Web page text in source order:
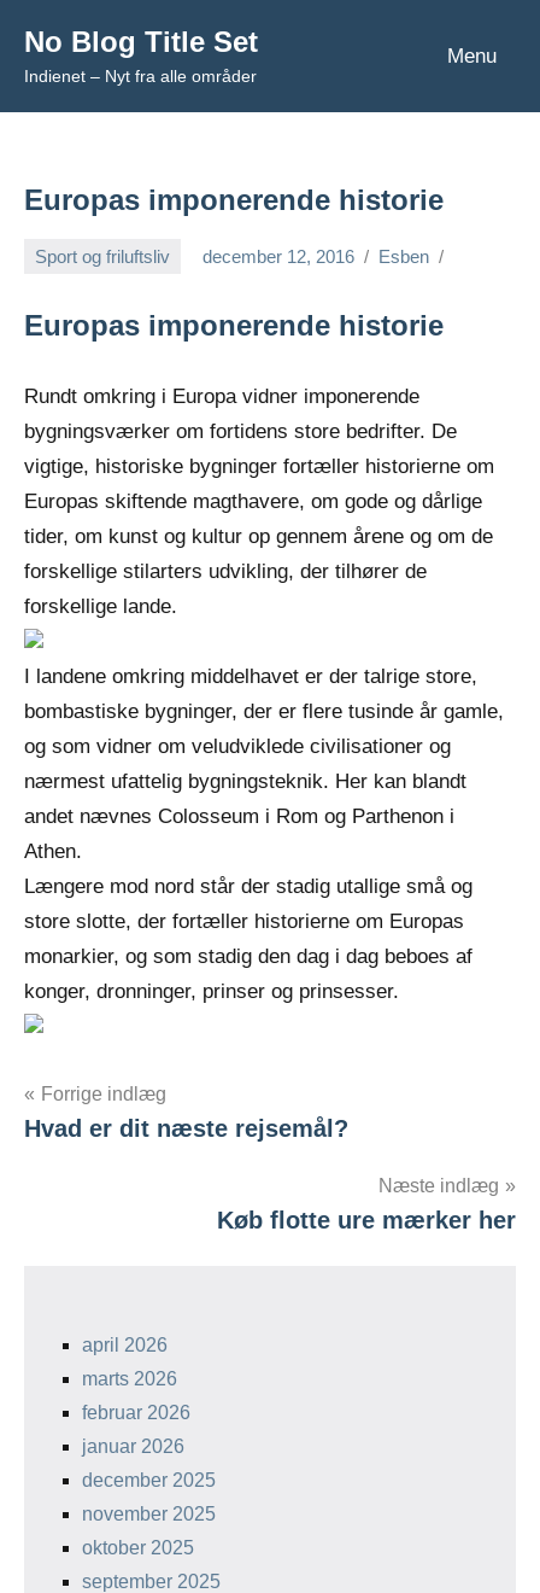
indhold
No Blog Title Set
Indienet – Nyt fra alle områder
Menu
Europas imponerende historie
Sport og friluftsliv december 12, 2016 Esben
Europas imponerende historie
Rundt omkring i Europa vidner imponerende
bygningsværker om fortidens store bedrifter. De
vigtige, historiske bygninger fortæller historierne om
Europas skiftende magthavere, om gode og dårlige
tider, om kunst og kultur op gennem årene og om de
forskellige stilarters udvikling, der tilhører de
forskellige lande.
I landene omkring middelhavet er der talrige store,
bombastiske bygninger, der er flere tusinde år gamle,
og som vidner om veludviklede civilisationer og
nærmest ufattelig bygningsteknik. Her kan blandt
andet nævnes Colosseum i Rom og Parthenon i
Athen.
Længere mod nord står der stadig utallige små og
store slotte, der fortæller historierne om Europas
monarkier, og som stadig den dag i dag beboes af
konger, dronninger, prinser og prinsesser.
Indlægsnavigation
Forrige indlæg
Hvad er dit næste rejsemål?
Næste indlæg
Køb flotte ure mærker her
april 2026
marts 2026
februar 2026
januar 2026
december 2025
november 2025
oktober 2025
september 2025